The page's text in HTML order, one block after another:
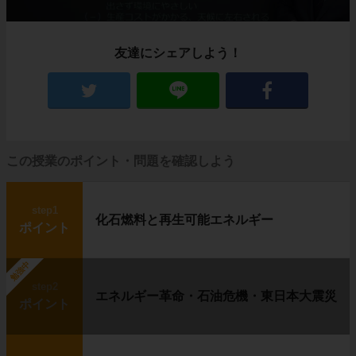
友達にシェアしよう！
この授業のポイント・問題を確認しよう
step1
ポイント
化石燃料と再生可能エネルギー
勉強中
ポイント
エネルギー革命・石油危機・東日本大震災